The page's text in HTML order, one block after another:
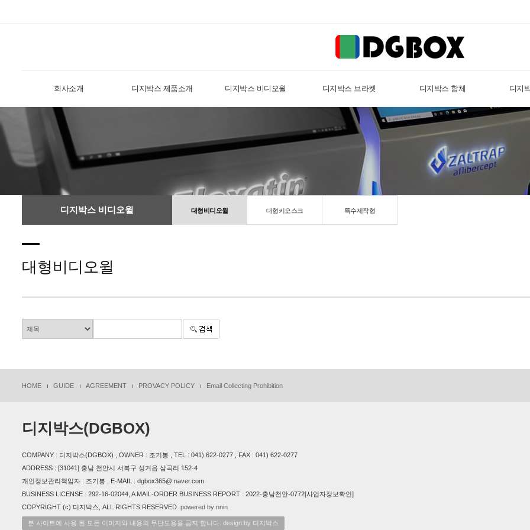
회사소개 디지박스 제품소개 디지박스 비디오윌 디지박스 브라켓 디지박스 함체 디지
디지박스 비디오윌 대형비디오윌 대형키오스크 특수제작형
대형비디오윌
HOME GUIDE AGREEMENT PROVACY POLICY Email Collecting Prohibition
디지박스(DGBOX)
COMPANY : 디지박스(DGBOX) , OWNER : 조기봉 , TEL : 041) 622-0277 , FAX : 041) 622-0277
ADDRESS : [31041] 충남 천안시 서북구 성거읍 삼곡리 152-4
개인정보관리책임자 : 조기봉 , E-MAIL : dgbox365@ naver.com
BUSINESS LICENSE : 292-16-02044, A MAIL-ORDER BUSINESS REPORT : 2022-충남천안-0772[사업자정보확인]
COPYRIGHT (c) 디지박스, ALL RIGHTS RESERVED. powered by nnin
본 사이트에 사용 된 모든 이미지와 내용의 무단도용을 금지 합니다. design by 디지박스